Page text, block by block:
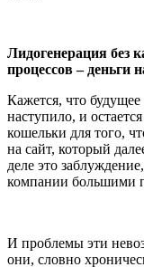
Лидогенерация без
процессов – деньги
Кажется, что
наступило, и
кошельки для того,
на сайт, который
деле это
компании большими
И проблемы эти
они, словно